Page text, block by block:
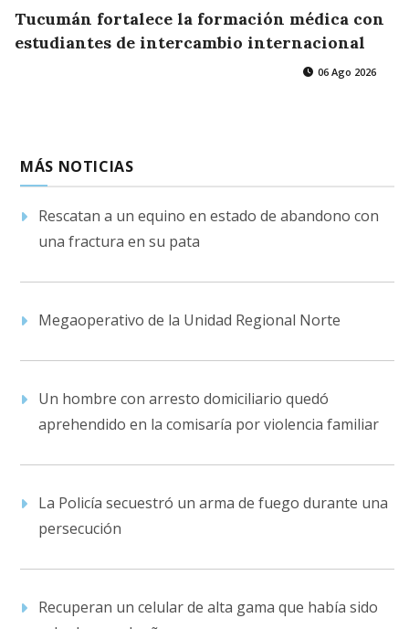
Tucumán fortalece la formación médica con
estudiantes de intercambio internacional
06 Ago 2026
MÁS NOTICIAS
Rescatan a un equino en estado de abandono con
una fractura en su pata
Megaoperativo de la Unidad Regional Norte
Un hombre con arresto domiciliario quedó
aprehendido en la comisaría por violencia familiar
La Policía secuestró un arma de fuego durante una
persecución
Recuperan un celular de alta gama que había sido